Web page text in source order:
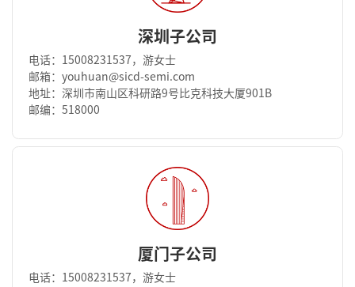
深圳子公司
电话：15008231537，游女士
邮箱：youhuan@sicd-semi.com
地址：深圳市南山区科研路9号比克科技大厦901B
邮编：518000
厦门子公司
电话：15008231537，游女士